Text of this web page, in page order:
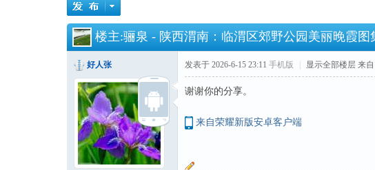
楼主:骊泉 - 陕西渭南：临渭区郊野公园美丽晚霞图
好人张 发表于 2026-6-15 23:11 手机版 显示全部楼层 来
谢谢你的分享。
来自荣耀新版安卓客户端